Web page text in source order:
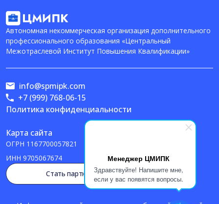
Менеджер ЦМИПК
Здравствуйте! Напишите мне,
если у вас появятся вопросы.
Автономная некоммерческая организация дополнительного
профессионального образования «Центральный
Межотраслевой Институт Повышения Квалификации»
Политика конфиденциальности
Карта сайта
ОГРН 1167700057821
ИНН 9705067674
info@spmipk.com
+7 (999) 768-06-15
Стать партнером